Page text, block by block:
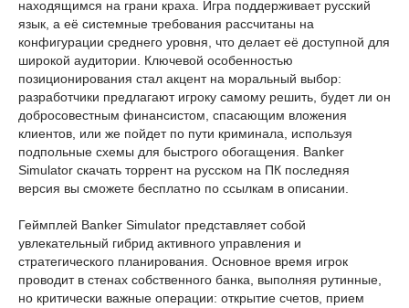
находящимся на грани краха. Игра поддерживает русский
язык, а её системные требования рассчитаны на
конфигурации среднего уровня, что делает её доступной для
широкой аудитории. Ключевой особенностью
позиционирования стал акцент на моральный выбор:
разработчики предлагают игроку самому решить, будет ли он
добросовестным финансистом, спасающим вложения
клиентов, или же пойдет по пути криминала, используя
подпольные схемы для быстрого обогащения. Banker
Simulator скачать торрент на русском на ПК последняя
версия вы сможете бесплатно по ссылкам в описании.
Геймплей Banker Simulator представляет собой
увлекательный гибрид активного управления и
стратегического планирования. Основное время игрок
проводит в стенах собственного банка, выполняя рутинные,
но критически важные операции: открытие счетов, прием